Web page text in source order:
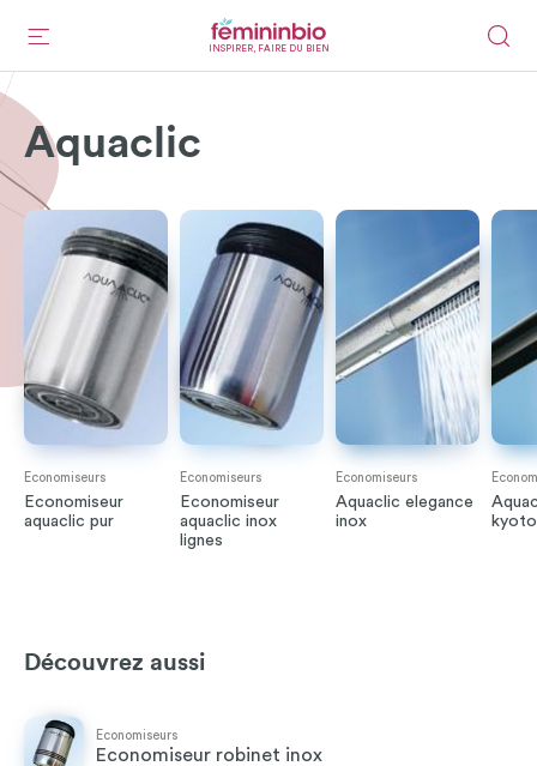
INSPIRER, FAIRE DU BIEN
Aquaclic
Economiseurs
Economiseur
aquaclic pur
Economiseurs
Economiseur
aquaclic inox
lignes
Economiseurs
Aquaclic elegance
inox
kyoto
Découvrez aussi
Economiseurs
Economiseur robinet inox